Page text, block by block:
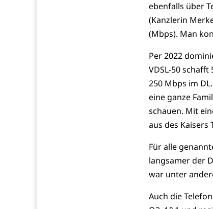
ebenfalls über
(Kanzlerin
(Mbps). Man
Per 2022
VDSL-50 schafft
250 Mbps im
eine ganze
schauen. Mit
aus des Kaisers
Für alle
langsamer der
war unter
Auch die